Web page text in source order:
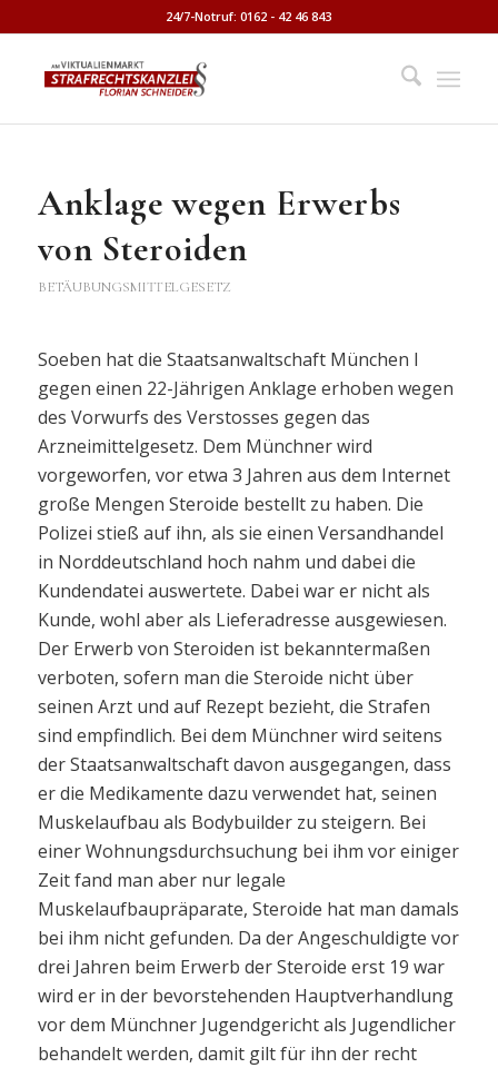
24/7-Notruf: 0162 - 42 46 843
Anklage wegen Erwerbs
von Steroiden
BETÄUBUNGSMITTELGESETZ
Soeben hat die Staatsanwaltschaft München I
gegen einen 22-Jährigen Anklage erhoben wegen
des Vorwurfs des Verstosses gegen das
Arzneimittelgesetz. Dem Münchner wird
vorgeworfen, vor etwa 3 Jahren aus dem Internet
große Mengen Steroide bestellt zu haben. Die
Polizei stieß auf ihn, als sie einen Versandhandel
in Norddeutschland hoch nahm und dabei die
Kundendatei auswertete. Dabei war er nicht als
Kunde, wohl aber als Lieferadresse ausgewiesen.
Der Erwerb von Steroiden ist bekanntermaßen
verboten, sofern man die Steroide nicht über
seinen Arzt und auf Rezept bezieht, die Strafen
sind empfindlich. Bei dem Münchner wird seitens
der Staatsanwaltschaft davon ausgegangen, dass
er die Medikamente dazu verwendet hat, seinen
Muskelaufbau als Bodybuilder zu steigern. Bei
einer Wohnungsdurchsuchung bei ihm vor einiger
Zeit fand man aber nur legale
Muskelaufbaupräparate, Steroide hat man damals
bei ihm nicht gefunden. Da der Angeschuldigte vor
drei Jahren beim Erwerb der Steroide erst 19 war
wird er in der bevorstehenden Hauptverhandlung
vor dem Münchner Jugendgericht als Jugendlicher
behandelt werden, damit gilt für ihn der recht